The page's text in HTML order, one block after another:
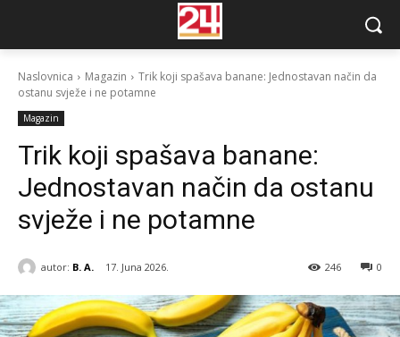
Naslovnica Magazin
Trik koji spašava banane: Jednostavan način da
ostanu svježe i ne potamne
Magazin
Trik koji spašava banane:
Jednostavan način da ostanu
svježe i ne potamne
autor: B. A. 17. Juna 2026. 0
246